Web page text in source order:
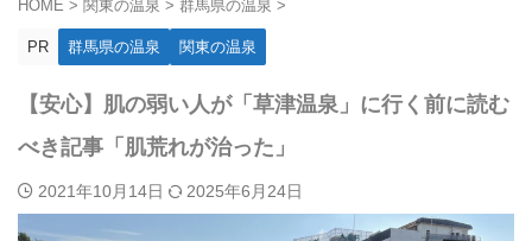
HOME > 関東の温泉 > 群馬県の温泉 >
PR 群馬県の温泉 関東の温泉
【安心】肌の弱い人が「草津温泉」に行く前に読む
べき記事「肌荒れが治った」
2021年10月14日 2025年6月24日